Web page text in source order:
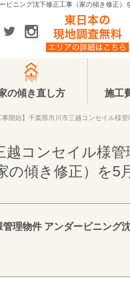
ピニング沈下修正工事（家の傾き修正
の傾き直し方 施工
事開始】千葉県市川市三越コンセイル様
越コンセイル様
の傾き修正）を5
理物件 アンダーピニング